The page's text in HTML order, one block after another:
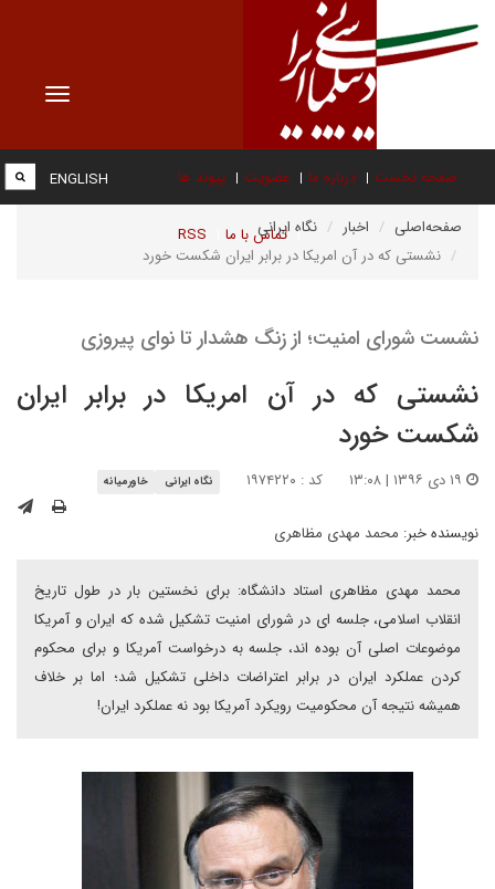
Toggle
صفحه نخست درباره ما عضویت پیوند ها
تماس با ما RSS
ENGLISH
صفحه‌اصلی اخبار
نگاه ایرانی
نشستی که در آن امریکا در برابر ایران شکست خورد
نشست شورای امنیت؛ از زنگ هشدار تا نوای پیروزی
نشستی که در آن امریکا در برابر ایران
شکست خورد
کد : ۱۹۷۴۲۲۰ نگاه ایرانی خاورمیانه
نویسنده خبر: محمد مهدی مظاهری
محمد مهدی مظاهری استاد دانشگاه: برای نخستین بار در طول تاریخ
انقلاب اسلامی، جلسه ای در شورای امنیت تشکیل شده که ایران و آمریکا
موضوعات اصلی آن بوده اند، جلسه به درخواست آمریکا و برای محکوم
کردن عملکرد ایران در برابر اعتراضات داخلی تشکیل شد؛ اما بر خلاف
همیشه نتیجه آن محکومیت رویکرد آمریکا بود نه عملکرد ایران!